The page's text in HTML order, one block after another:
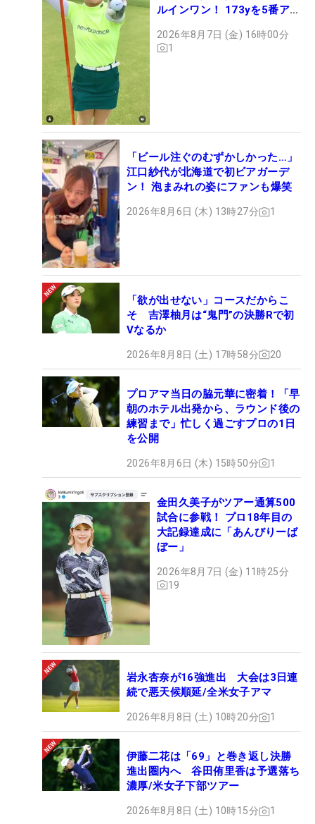
ルインワン！ 173yを5番アイ
2026年8月7日 (金) 16時00分
1
「ビール注ぐのむずかしかった…」
江口紗代が北海道で初ビアガーデ
ン！ 泡まみれの姿にファンも爆笑
2026年8月6日 (木) 13時27分 1
「欲が出せない」コースだからこ
そ 吉澤柚月は“鬼門”の決勝Rで初
Vなるか
2026年8月8日 (土) 17時58分 20
プロアマ当日の脇元華に密着！「早
朝のホテル出発から、ラウンド後の
練習まで」忙しく過ごすプロの1日
を公開
2026年8月6日 (木) 15時50分 1
金田久美子がツアー通算500
試合に参戦！ プロ18年目の
大記録達成に「あんびりーば
ぼー」
2026年8月7日 (金) 11時25分
19
岩永杏奈が16強進出 大会は3日連
続で悪天候順延/全米女子アマ
2026年8月8日 (土) 10時20分 1
伊藤二花は「69」と巻き返し決勝
進出圏内へ 谷田侑里香は予選落ち
濃厚/米女子下部ツアー
2026年8月8日 (土) 10時15分 1